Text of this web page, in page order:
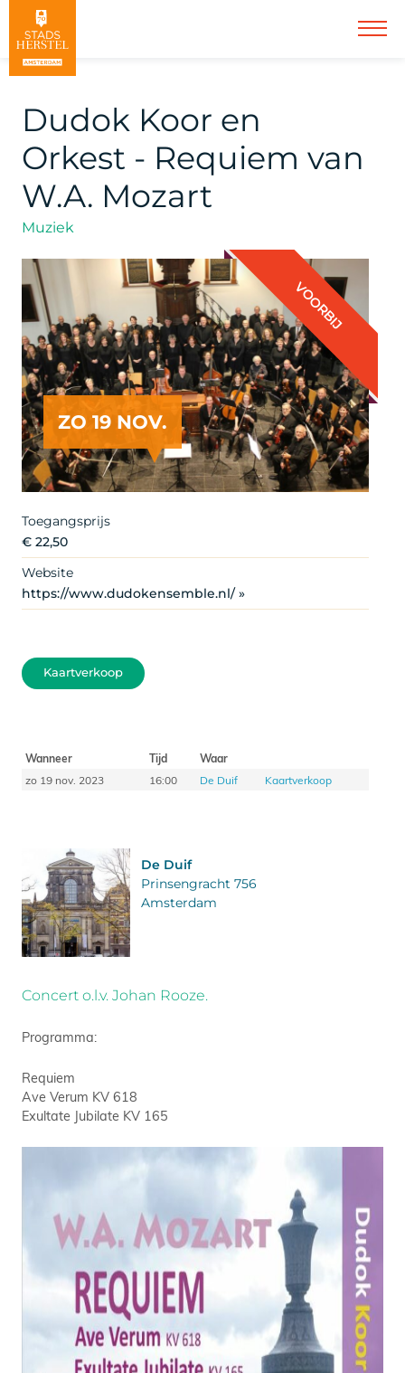
Dudok Koor en
Orkest - Requiem van
W.A. Mozart
Muziek
ZO 19 NOV.
VOORBIJ
Copyright egbertprins@gmail.com
Toegangsprijs
€ 22,50
Website
https://www.dudokensemble.nl/ »
Kaartverkoop
Wanneer Tijd
Waar
zo 19 nov. 2023
16:00 De Duif Kaartverkoop
De Duif
Prinsengracht 756
Amsterdam
Concert o.l.v. Johan Rooze.
Programma:
Requiem
Ave Verum KV 618
Exultate Jubilate KV 165